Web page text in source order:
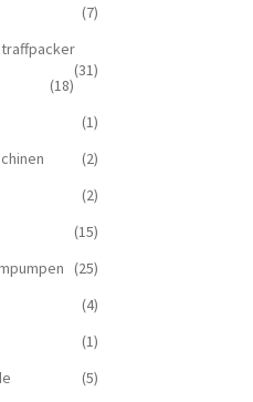
(7)
(31)
(18)
(1)
(2)
(2)
(15)
(25)
(4)
(1)
(5)